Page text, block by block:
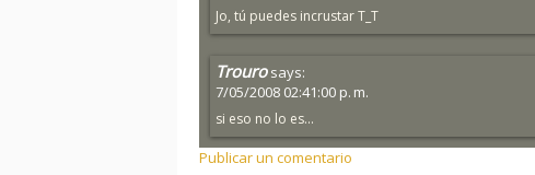
Jo, tú puedes incrustar T_T
Trouro says:
7/05/2008 02:41:00 p. m.
si eso no lo es...
Publicar un comentario